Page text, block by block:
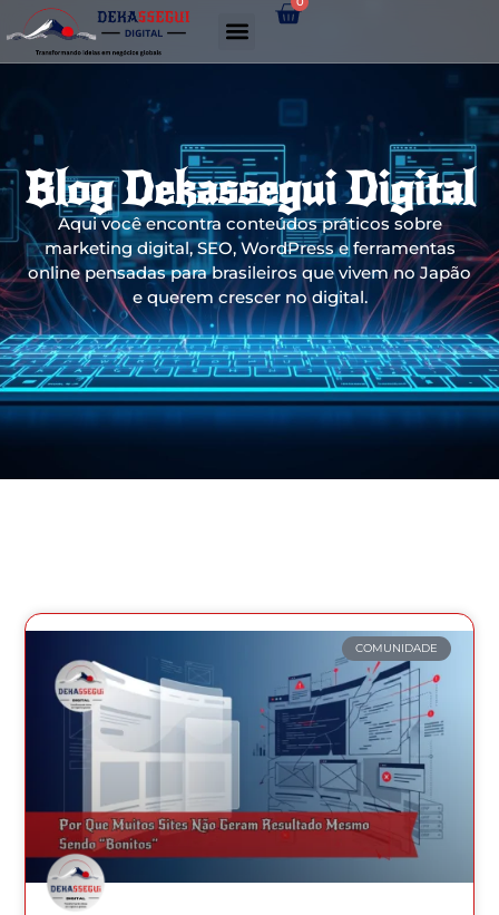
Blog Dekassegui Digital
Aqui você encontra conteúdos práticos sobre
marketing digital, SEO, WordPress e ferramentas
online pensadas para brasileiros que vivem no Japão
e querem crescer no digital.
COMUNIDADE